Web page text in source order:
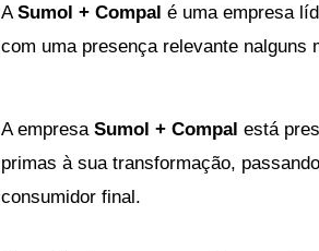
A Sumol + Compal
com uma presença relevante nalguns
A empresa Sumol + Compal está
primas à sua transformação,
consumidor final.